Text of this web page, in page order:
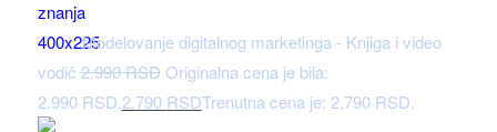
Modelovanje digitalnog marketinga - Knjiga i video
vodič 2.990RSD Originalna cena je bila:
2.990 RSD.2.790 RSDTrenutna cena je: 2.790 RSD.